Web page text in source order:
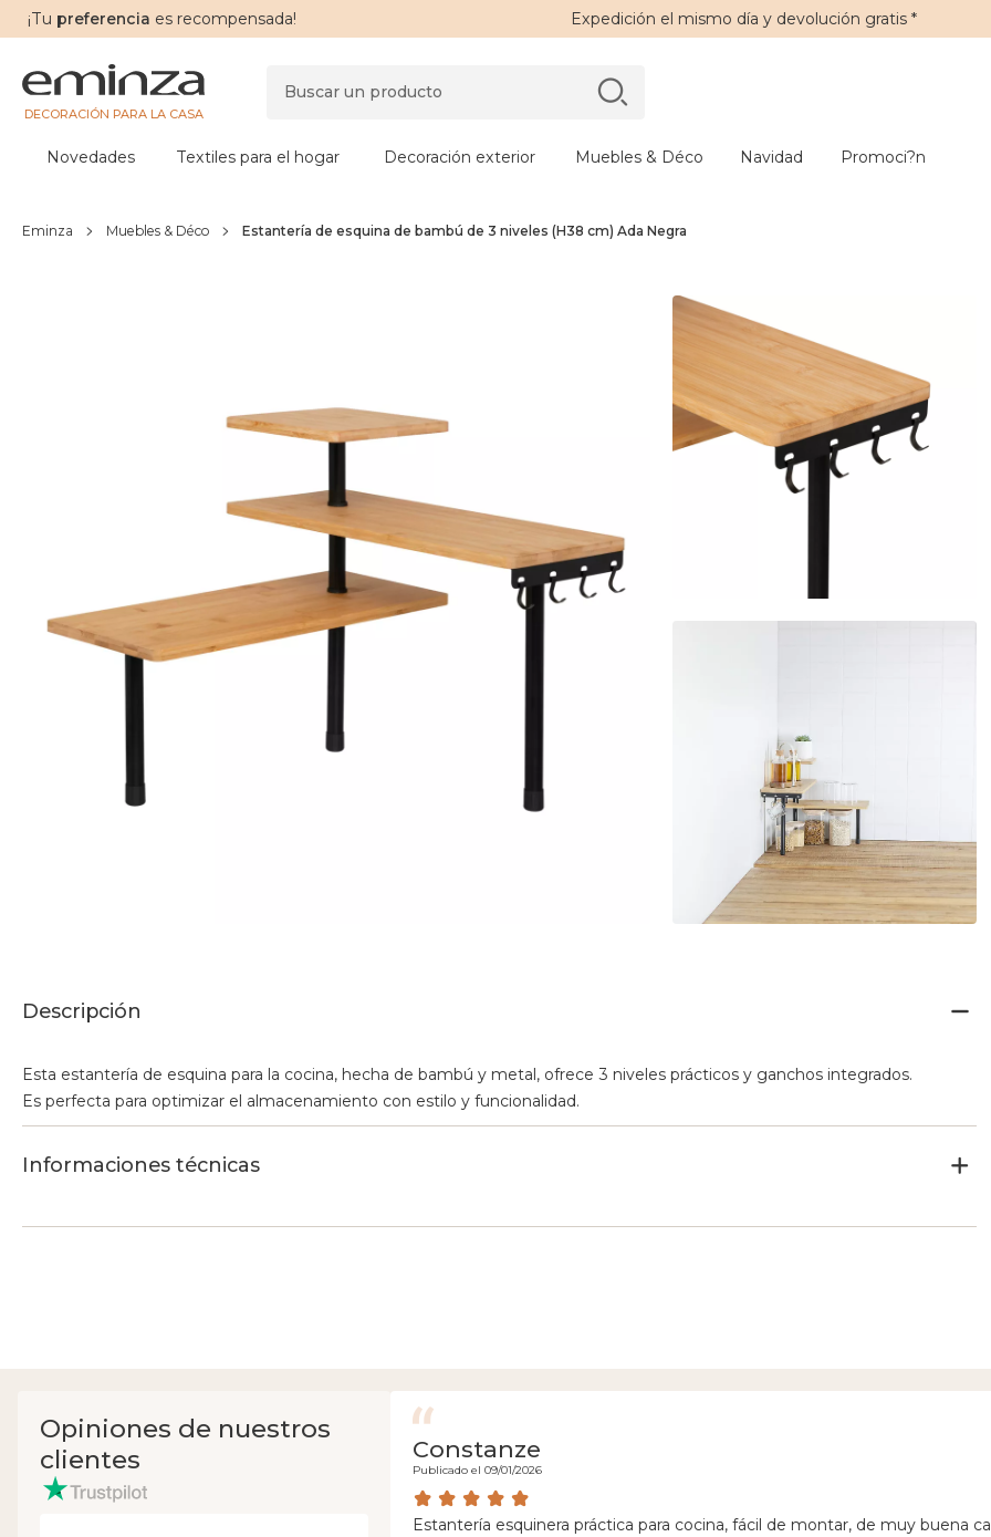
¡Tu preferencia es recompensada! Expedición el mismo día y devolución gratis*
DECORACIÓN PARA LA CASA
Novedades Textiles para el hogar Decoración exterior Muebles & Déco Navidad Promoci?n
Eminza Muebles & Déco Estantería de esquina de bambú de 3 niveles (H38 cm) Ada Negra
Descripción
Esta estantería de esquina para la cocina, hecha de bambú y metal, ofrece 3 niveles prácticos y ganchos integrados.
Es perfecta para optimizar el almacenamiento con estilo y funcionalidad.
Informaciones técnicas
Opiniones de nuestros
clientes
Constanze
Publicado el 09/01/2026
Estantería esquinera práctica para cocina, fácil de montar, de muy buena